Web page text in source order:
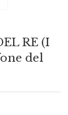
RE (I
del